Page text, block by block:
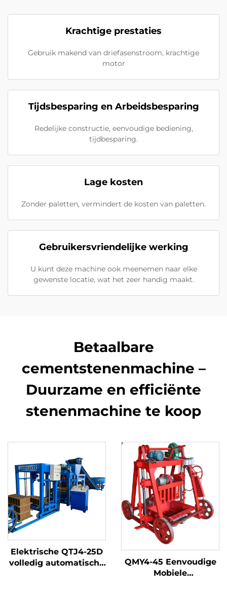
Krachtige prestaties
Gebruik makend van driefasenstroom, krachtige
motor
Tijdsbesparing en Arbeidsbesparing
Redelijke constructie, eenvoudige bediening,
tijdbesparing.
Lage kosten
Zonder paletten, vermindert de kosten van paletten.
Gebruikersvriendelijke werking
U kunt deze machine ook meenemen naar elke
gewenste locatie, wat het zeer handig maakt.
Betaalbare
cementstenenmachine –
Duurzame en efficiënte
stenenmachine te koop
Elektrische QTJ4-25D
volledig automatische
QMY4-45 Eenvoudige
Mobiele